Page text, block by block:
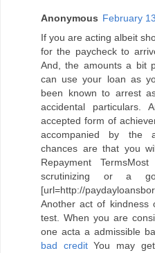
Anonymous February
If you are acting albeit
for the paycheck to
And, the amounts a bit
can use your loan as
been known to arrest
accidental particulars.
accepted form of
accompanied by the
chances are that you
Repayment
scrutinizing or a
[url=http://
Another act of kindness
test. When you are
one acta a admissible
bad creditYou may get